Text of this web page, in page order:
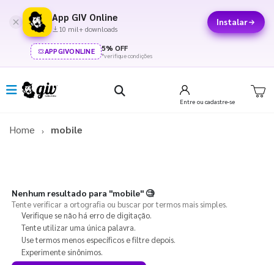
App GIV Online
10 mil+ downloads
Instalar
APPGIVONLINE 5% OFF
*verifique condições
Entre ou cadastre-se
Home mobile
Nenhum resultado para "mobile"🧐
Tente verificar a ortografia ou buscar por termos mais simples.
Verifique se não há erro de digitação.
Tente utilizar uma única palavra.
Use termos menos específicos e filtre depois.
Experimente sinônimos.